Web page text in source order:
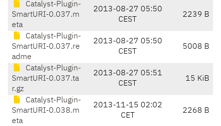
Catalyst-Plugin-
SmartURI-0.037.m
eta
2013-08-27 05:50
CEST
2239 B
Catalyst-Plugin-
SmartURI-0.037.re
adme
2013-08-27 05:50
CEST
5008 B
Catalyst-Plugin-
SmartURI-0.037.ta
r.gz
2013-08-27 05:51
CEST
15 KiB
Catalyst-Plugin-
SmartURI-0.038.m
eta
2013-11-15 02:02
CET
2268 B